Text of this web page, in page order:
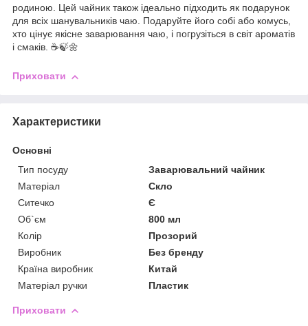
родиною. Цей чайник також ідеально підходить як подарунок
для всіх шанувальників чаю. Подаруйте його собі або комусь,
хто цінує якісне заварювання чаю, і погрузіться в світ ароматів
і смаків. ☕🍃🌼
Приховати
Характеристики
Основні
Тип посуду
Заварювальний чайник
Матеріал
Скло
Ситечко
Є
Об`єм
800 мл
Колір
Прозорий
Виробник
Без бренду
Країна виробник
Китай
Матеріал ручки
Пластик
Приховати